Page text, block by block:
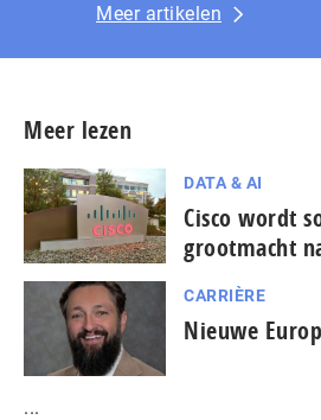
Meer artikelen
Meer lezen
DATA & AI
Cisco wordt
grootmacht
CARRIÈRE
Nieuwe
...